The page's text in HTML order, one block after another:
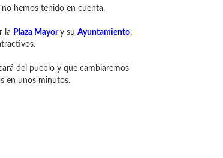
hemos tenido en cuenta.
la Plaza Mayory su Ayuntamiento,
del pueblo y que cambiaremos
en unos minutos.